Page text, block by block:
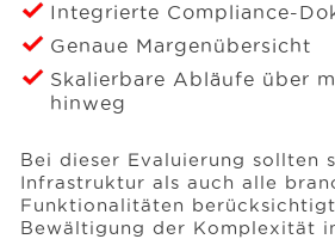
Integrierte Compliance-
Genaue Margenübersicht
Skalierbare Abläufe über
hinweg
Bei dieser Evaluierung sollten
Infrastruktur als auch alle
Funktionalitäten
Bewältigung der Komplexität